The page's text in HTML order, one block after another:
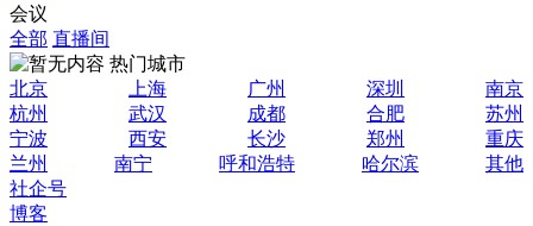
会议
全部 直播间
热门城市
北京
上海 广州 深圳
南京
杭州
武汉 成都 合肥
苏州
宁波
西安 长沙 郑州
重庆
兰州
南宁 呼和浩特 哈尔滨
其他
社企号
博客